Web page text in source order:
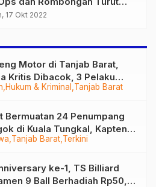
Bansos
17 Okt 2022
Hukum & Kriminal Tanjab Barat
Motor di Tanjab Barat,
Kritis Dibacok, 3 Pelaku
Tanjab Barat Terkini
Bermuatan 24 Penumpang
di Kuala Tungkal, Kapten
ke-1, TS Billiard
9 Ball Berhadiah Rp50,8